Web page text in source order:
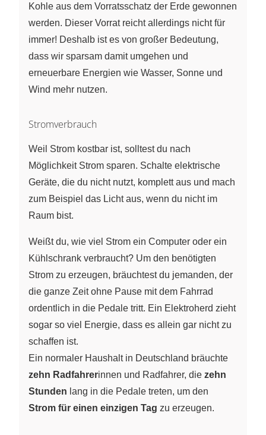
Kohle aus dem Vorratsschatz der Erde gewonnen
werden. Dieser Vorrat reicht allerdings nicht für
immer! Deshalb ist es von großer Bedeutung,
dass wir sparsam damit umgehen und
erneuerbare Energien wie Wasser, Sonne und
Wind mehr nutzen.
Stromverbrauch
Weil Strom kostbar ist, solltest du nach
Möglichkeit Strom sparen. Schalte elektrische
Geräte, die du nicht nutzt, komplett aus und mach
zum Beispiel das Licht aus, wenn du nicht im
Raum bist.
Weißt du, wie viel Strom ein Computer oder ein
Kühlschrank verbraucht? Um den benötigten
Strom zu erzeugen, bräuchtest du jemanden, der
die ganze Zeit ohne Pause mit dem Fahrrad
ordentlich in die Pedale tritt. Ein Elektroherd zieht
sogar so viel Energie, dass es allein gar nicht zu
schaffen ist.
Ein normaler Haushalt in Deutschland bräuchte
zehn Radfahrerinnen und Radfahrer, die zehn
Stunden lang in die Pedale treten, um den
Strom für einen einzigen Tag zu erzeugen.